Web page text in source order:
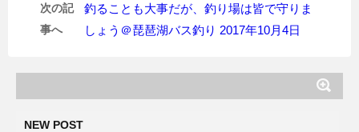
次の記
事へ
釣ることも大事だが、釣り場は皆で守りま
しょう＠琵琶湖バス釣り 2017年10月4日
NEW POST